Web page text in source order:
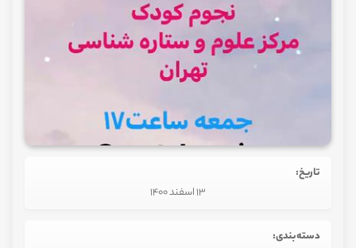
تاریخ:
13 اسفند 1400
دسته‌بندی: